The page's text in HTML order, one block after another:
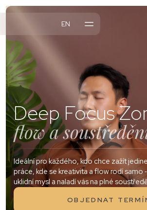
EN
Deep Focus
flow a
Ideální pro každého, kdo chce zažít
práce, kde se kreativita a flow rodí samo
uklidní mysl a naladí vás na plné
OBJEDNAT